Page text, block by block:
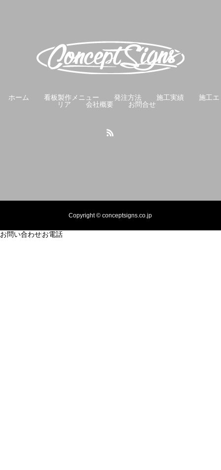
ホーム 看板製作メニュー 発注方法 施工実績
施工エ
リア
会社概要 お問合せ
Copyright © conceptsigns.co.jp
お問い合わせお電話